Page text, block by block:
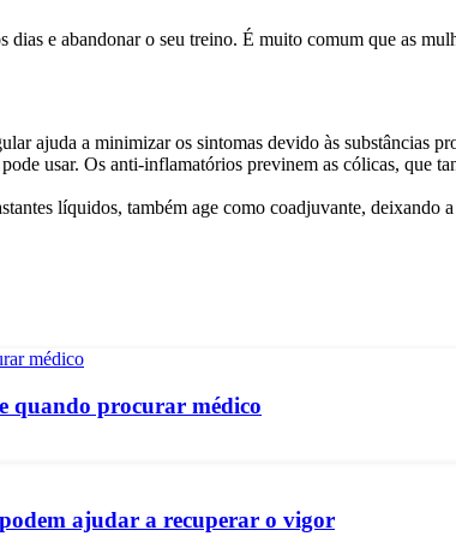
e abandonar o seu treino. É muito comum que as
ajuda a minimizar os sintomas devido às substâncias
usar. Os anti-inflamatórios previnem as cólicas, que
líquidos, também age como coadjuvante, deixando
quando procurar médico
ajudar a recuperar o vigor